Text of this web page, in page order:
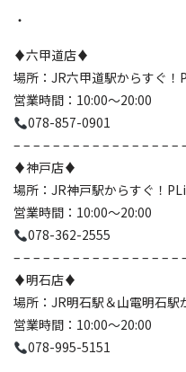
・
♦️六甲道店♦️
場所：JR六甲道駅からすぐ！
営業時間：10:00〜20:00
078-857-0901
– – – – – – – – – – – – – – – – –
♦️神戸店♦️
場所：JR神戸駅からすぐ！
営業時間：10:00〜20:00
078-362-2555
– – – – – – – – – – – – – – – – –
♦️明石店♦️
場所：JR明石駅＆山電明石
営業時間：10:00〜20:00
078-995-5151